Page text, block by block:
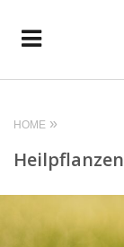
HOME
Heilpflanzen